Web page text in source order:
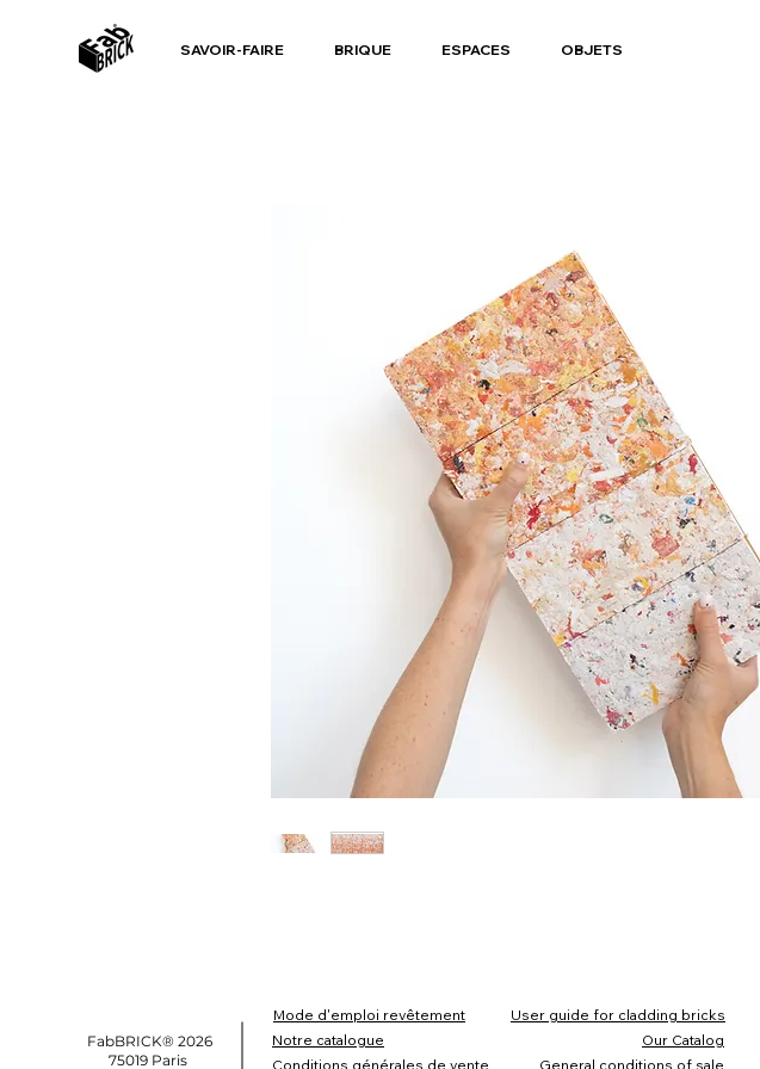
SAVOIR-FAIRE BRIQUE ESPACES OBJETS
Mode d'emploi revêtement
User guide for cladding bricks
FabBRICK® 2026
75019 Paris
Notre catalogue
Conditions générales de vente
Our Catalog
General conditions of sale